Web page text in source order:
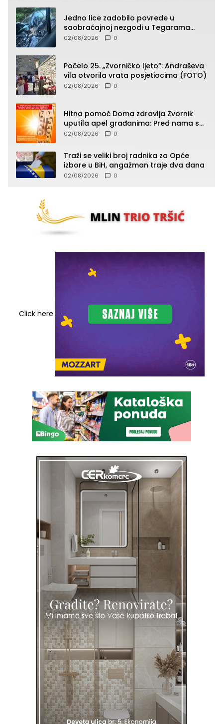
Jedno lice zadobilo povrede u
saobraćajnoj nezgodi u Tegarama
(FOTO)
02/08/2026 0
Počelo 25. „Zvorničko ljeto“: Andraševa
vila otvorila vrata posjetiocima (FOTO)
02/08/2026 0
Hitna pomoć Doma zdravlja Zvornik
uputila apel građanima: Pred nama su
temperature do 40°C, oprez zbog
02/08/2026 0
Traži se veliki broj radnika za Opće
izbore u BiH, angažman traje dva dana
02/08/2026 0
Click here